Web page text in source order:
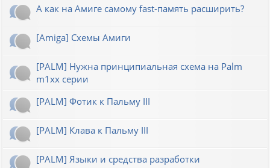
А как на Амиге самому fast-память расширить?
[Amiga] Схемы Амиги
[PALM] Нужна принципиальная схема на Palm
m1xx серии
[PALM] Фотик к Пальму III
[PALM] Клава к Пальму III
[PALM] Языки и средства разработки